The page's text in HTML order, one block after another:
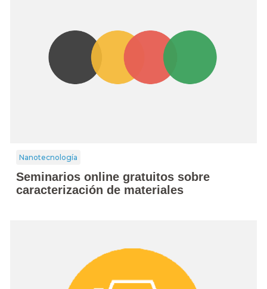
Nanotecnología
Seminarios online gratuitos sobre
caracterización de materiales